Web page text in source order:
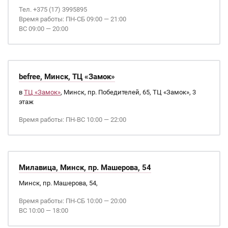
Тел. +375 (17) 3995895
Время работы: ПН-СБ 09:00 — 21:00
ВС 09:00 — 20:00
befree, Минск, ТЦ «Замок»
в ТЦ «Замок», Минск, пр. Победителей, 65, ТЦ «Замок», 3
этаж
Время работы: ПН-ВС 10:00 — 22:00
Милавица, Минск, пр. Машерова, 54
Минск, пр. Машерова, 54,
Время работы: ПН-СБ 10:00 — 20:00
ВС 10:00 — 18:00